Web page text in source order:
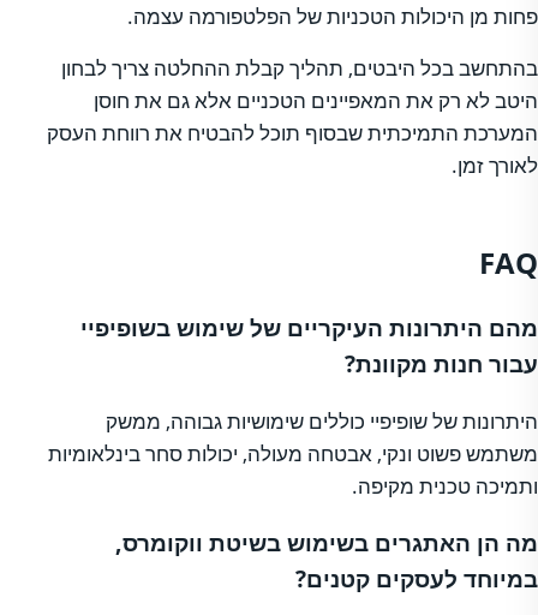
פחות מן היכולות הטכניות של הפלטפורמה עצמה.
בהתחשב בכל היבטים, תהליך קבלת ההחלטה צריך לבחון
היטב לא רק את המאפיינים הטכניים אלא גם את חוסן
המערכת התמיכתית שבסוף תוכל להבטיח את רווחת העסק
לאורך זמן.
FAQ
מהם היתרונות העיקריים של שימוש בשופיפיי
עבור חנות מקוונת?
היתרונות של שופיפיי כוללים שימושיות גבוהה, ממשק
משתמש פשוט ונקי, אבטחה מעולה, יכולות סחר בינלאומיות
ותמיכה טכנית מקיפה.
מה הן האתגרים בשימוש בשיטת ווקומרס,
במיוחד לעסקים קטנים?